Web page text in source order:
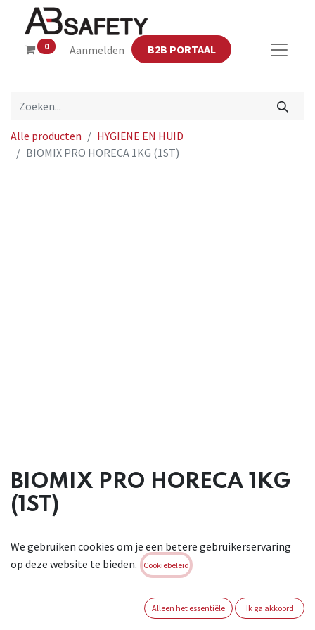
0 Aanmelden B2B PORTAAL
Alle producten
HYGIËNE EN HUID
BIOMIX PRO HORECA 1KG (1ST)
BIOMIX PRO HORECA 1KG
(1ST)
enzymbasis voor het afbreken van bierslijmen die zich
manifesteren waar bierresten voorkomen. Door zijn
slechte geuren van deze bierresten. 1 eetlepel of doseermaat
garandeert een constante reukloze doorstroming van de
We gebruiken cookies om je een betere gebruikerservaring
op deze website te bieden.
Cookiebeleid
Alleen het essentiële Ik ga akkoord